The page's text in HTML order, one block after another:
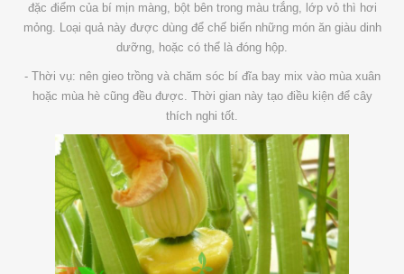
đặc điểm của bí mịn màng, bột bên trong màu trắng, lớp vỏ thì hơi
mỏng. Loại quả này được dùng để chế biến những món ăn giàu dinh
dưỡng, hoặc có thể là đóng hộp.
- Thời vụ: nên gieo trồng và chăm sóc bí đĩa bay mix vào mùa xuân
hoặc mùa hè cũng đều được. Thời gian này tạo điều kiện để cây
thích nghi tốt.